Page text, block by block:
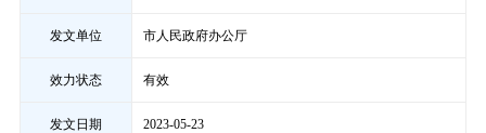
发文单位 市人民政府办公厅
效力状态 有效
发文日期 2023-05-23